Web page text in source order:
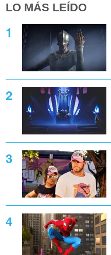
LO MÁS LEÍDO